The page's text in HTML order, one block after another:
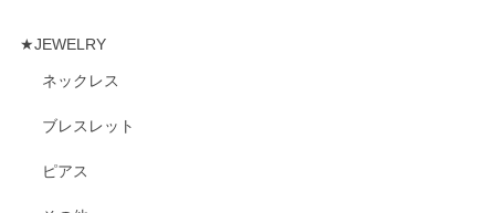
★JEWELRY
ネックレス
ブレスレット
ピアス